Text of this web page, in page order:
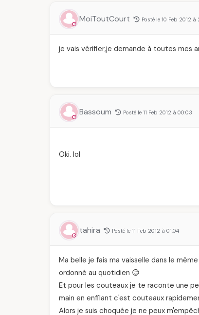
MoiToutCourt Posté le 10 Feb 2012 à
je vais vérifier,je demande à toutes mes
Bassoum Posté le 11 Feb 2012 à 00:03
Oki. lol
tahira Posté le 11 Feb 2012 à 01:04
Ma belle je fais ma vaisselle dans le
ordonné au quotidien 😊
Et pour les couteaux je te raconte une
main en enfilant c'est couteaux
Alors je suis choquée je ne peux